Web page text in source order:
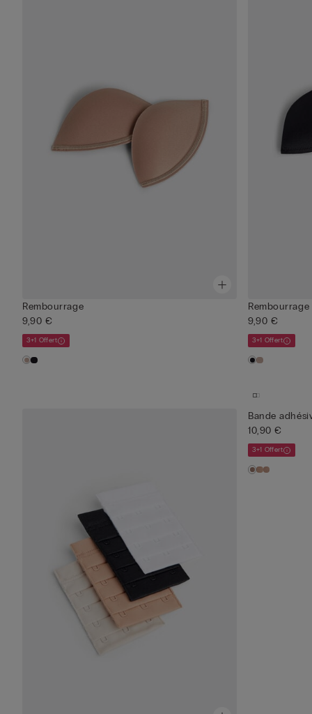
Rembourrage
9,90 €
3+1 Offert
Rembourrage
9,90 €
3+1 Offert
Bande
10,90 €
3+1 Offert